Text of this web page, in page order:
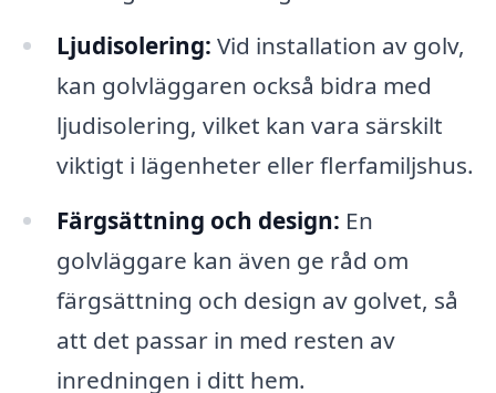
Ljudisolering: Vid installation av golv,
kan golvläggaren också bidra med
ljudisolering, vilket kan vara särskilt
viktigt i lägenheter eller flerfamiljshus.
Färgsättning och design: En
golvläggare kan även ge råd om
färgsättning och design av golvet, så
att det passar in med resten av
inredningen i ditt hem.